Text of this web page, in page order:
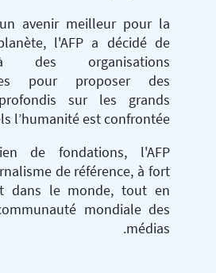
avenir meilleur pour la
l'AFP a décidé de
des organisations
pour proposer des
sur les grands
l’humanité est confrontée.
de fondations, l'AFP
de référence, à fort
dans le monde, tout en
mondiale des
médias.